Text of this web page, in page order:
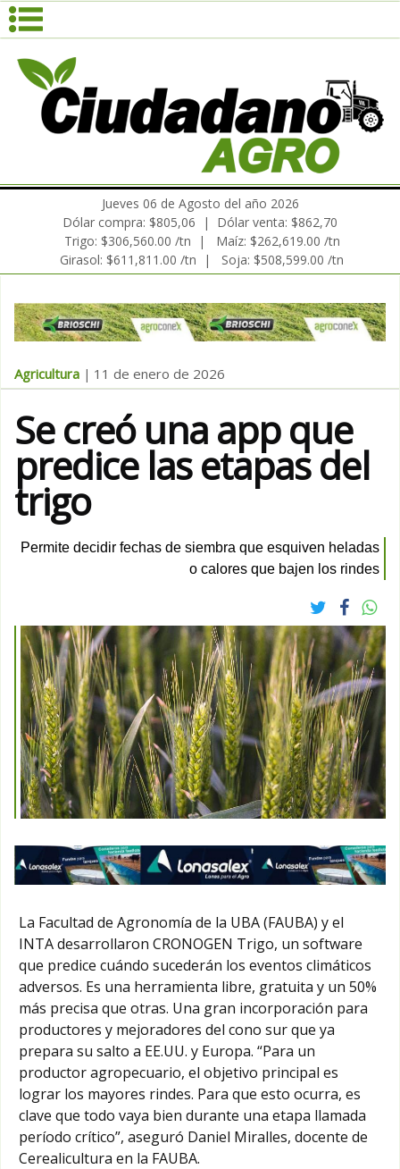
Dólar compra: $805,06 | Dólar venta: $862,70
Trigo: $306,560.00 /tn | Maíz: $262,619.00 /tn
Girasol: $611,811.00 /tn | Soja: $508,599.00 /tn
Jueves 06 de Agosto del año 2026
Agricultura | 11 de enero de 2026
Se creó una app que
predice las etapas del
trigo
Permite decidir fechas de siembra que esquiven heladas
o calores que bajen los rindes
La Facultad de Agronomía de la UBA (FAUBA) y el
INTA desarrollaron CRONOGEN Trigo, un software
que predice cuándo sucederán los eventos climáticos
adversos. Es una herramienta libre, gratuita y un 50%
más precisa que otras. Una gran incorporación para
productores y mejoradores del cono sur que ya
prepara su salto a EE.UU. y Europa. “Para un
productor agropecuario, el objetivo principal es
lograr los mayores rindes. Para que esto ocurra, es
clave que todo vaya bien durante una etapa llamada
período crítico”, aseguró Daniel Miralles, docente de
Cerealicultura en la FAUBA.